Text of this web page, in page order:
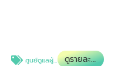
ศูนย์ดูแลผู้สูงอายุที่บ้าน ดูรายละเอียด